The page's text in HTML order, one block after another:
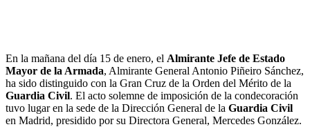
En la mañana del día 15 de enero, el Almirante Jefe de Estado
Mayor de la Armada, Almirante General Antonio Piñeiro Sánchez,
ha sido distinguido con la Gran Cruz de la Orden del Mérito de la
Guardia Civil. El acto solemne de imposición de la condecoración
tuvo lugar en la sede de la Dirección General de la Guardia Civil
en Madrid, presidido por su Directora General, Mercedes González.